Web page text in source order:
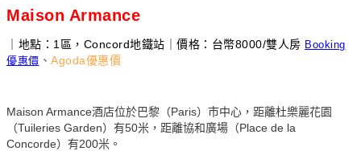
Maison Armance
｜地點：1區，Concord地鐵站｜價格：台幣8000/雙人房 Booking
優惠價 、 Agoda優惠價
Maison Armance酒店位於巴黎（Paris）市中心，距離杜樂麗花園
（Tuileries Garden）有50米，距離協和廣場（Place de la
Concorde）有200米。